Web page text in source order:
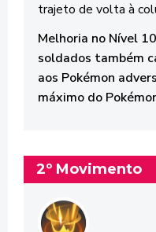
trajeto de volta à
Melhoria no Nível
soldados também
aos Pokémon
máximo do
2º Movimento